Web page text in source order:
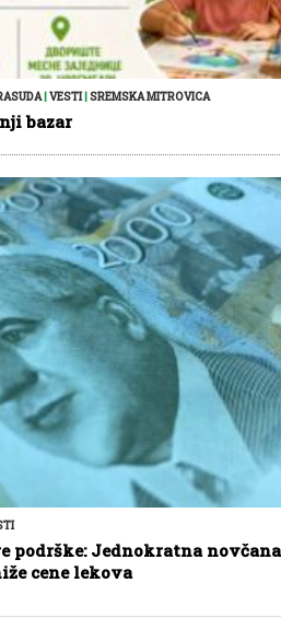
| VESTI| SREMSKA MITROVICA
bazar
podrške: Jednokratna novčana
cene lekova